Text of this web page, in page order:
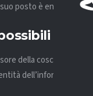
posto è entrato
della coscia
dell’infortunio e